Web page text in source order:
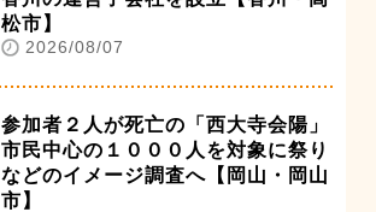
松市】
2026/08/07
参加者２人が死亡の「西大寺会陽」
市民中心の１０００人を対象に祭り
などのイメージ調査へ【岡山・岡山
市】